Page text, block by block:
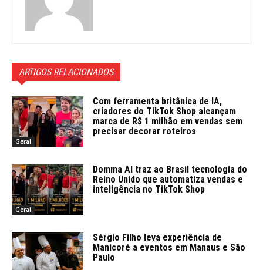
ARTIGOS RELACIONADOS
Geral
Com ferramenta britânica de IA,
criadores do TikTok Shop alcançam
marca de R$ 1 milhão em vendas sem
precisar decorar roteiros
Geral
Domma AI traz ao Brasil tecnologia do
Reino Unido que automatiza vendas e
inteligência no TikTok Shop
Sérgio Filho leva experiência de
Manicoré a eventos em Manaus e São
Paulo